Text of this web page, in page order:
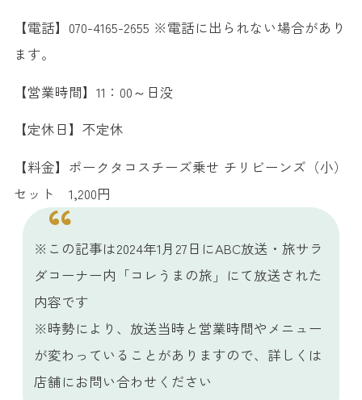
【電話】070-4165-2655 ※電話に出られない場合があり
ます。
【営業時間】11：00～日没
【定休日】不定休
【料金】ポークタコスチーズ乗せ チリビーンズ（小）
セット 1,200円
※この記事は2024年1月27日にABC放送・旅サラ
ダコーナー内「コレうまの旅」にて放送された
内容です
※時勢により、放送当時と営業時間やメニュー
が変わっていることがありますので、詳しくは
店舗にお問い合わせください